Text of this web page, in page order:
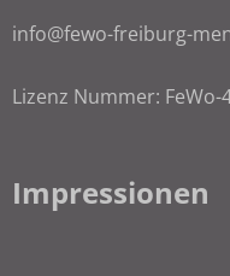
info@fewo-freiburg-
Lizenz Nummer: FeWo-
Impressionen